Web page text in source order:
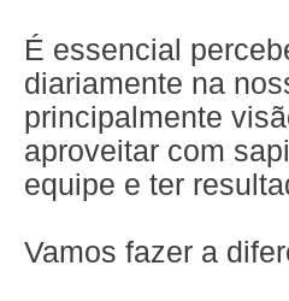
É essencial
diariamente na
principalmente
aproveitar com
equipe e ter
Vamos fazer a